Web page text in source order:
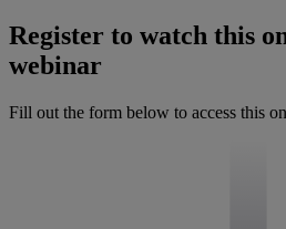
Register to watch this
webinar
Fill out the form below to access this